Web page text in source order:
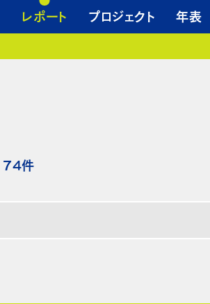
レポート プロジェクト 年表
74件